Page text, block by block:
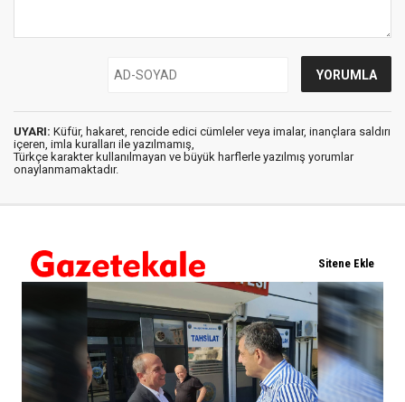
UYARI: Küfür, hakaret, rencide edici cümleler veya imalar, inançlara saldırı
içeren, imla kuralları ile yazılmamış,
Türkçe karakter kullanılmayan ve büyük harflerle yazılmış yorumlar
onaylanmamaktadır.